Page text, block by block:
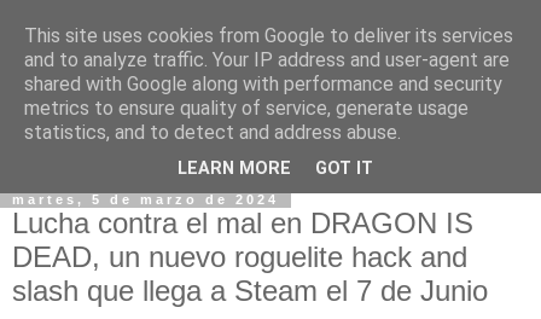
martes, 5 de marzo de 2024
Lucha contra el mal en DRAGON IS
DEAD, un nuevo roguelite hack and
slash que llega a Steam el 7 de Junio
This site uses cookies from Google to deliver its services
and to analyze traffic. Your IP address and user-agent are
shared with Google along with performance and security
metrics to ensure quality of service, generate usage
statistics, and to detect and address abuse.
LEARN MORE GOT IT